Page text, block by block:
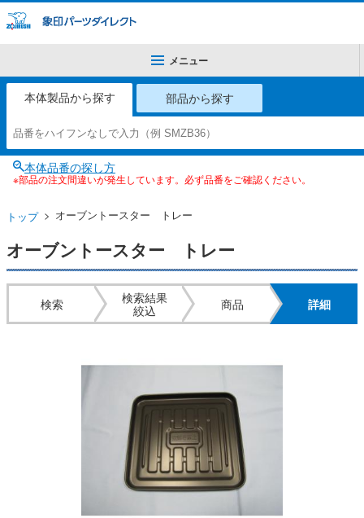
メニュー
本体製品から探す 部品から探す
本体品番の探し方
※部品の注文間違いが発生しています。必ず品番をご確認ください。
トップ オーブントースター トレー
オーブントースター トレー
検索
検索結果
絞込
商品 詳細